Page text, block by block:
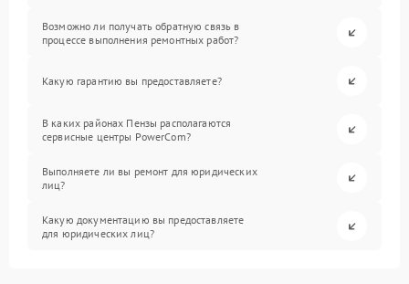
Возможно ли получать обратную связь в
процессе выполнения ремонтных работ?
Какую гарантию вы предоставляете?
В каких районах Пензы располагаются
сервисные центры PowerCom?
Выполняете ли вы ремонт для юридических
лиц?
Какую документацию вы предоставляете
для юридических лиц?